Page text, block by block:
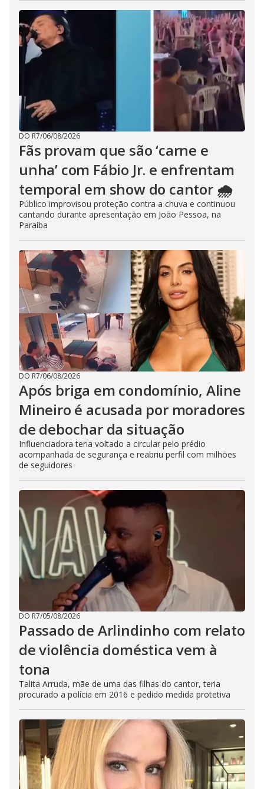
DO R7/06/08/2026
Fãs provam que são ‘carne e
unha’ com Fábio Jr. e enfrentam
temporal em show do cantor 🌧️
Público improvisou proteção contra a chuva e continuou
cantando durante apresentação em João Pessoa, na
Paraíba
DO R7/06/08/2026
Após briga em condomínio, Aline
Mineiro é acusada por moradores
de debochar da situação
Influenciadora teria voltado a circular pelo prédio
acompanhada de segurança e reabriu perfil com milhões
de seguidores
DO R7/05/08/2026
Passado de Arlindinho com relato
de violência doméstica vem à
tona
Talita Arruda, mãe de uma das filhas do cantor, teria
procurado a polícia em 2016 e pedido medida protetiva